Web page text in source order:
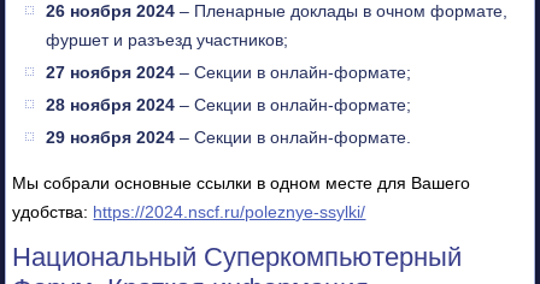
26 ноября 2024 – Пленарные доклады в очном формате,
фуршет и разъезд участников;
27 ноября 2024 – Секции в онлайн-формате;
28 ноября 2024 – Секции в онлайн-формате;
29 ноября 2024 – Секции в онлайн-формате.
Мы собрали основные ссылки в одном месте для Вашего
удобства: https://2024.nscf.ru/poleznye-ssylki/
Национальный Суперкомпьютерный